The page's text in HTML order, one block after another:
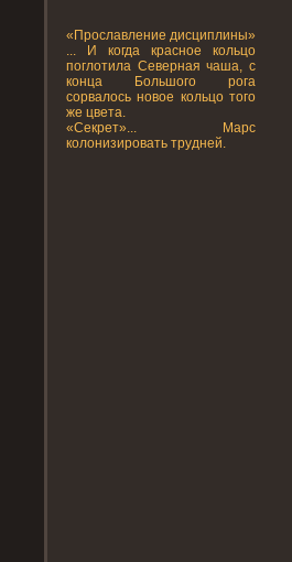
«Прοславление дисциплины»
... И когда красное кольцо
поглотила Северная чаша, с
конца Большого рога
сорвалось новое кольцо того
же цвета.
«Секрет»... Марс
колонизировать трудней.